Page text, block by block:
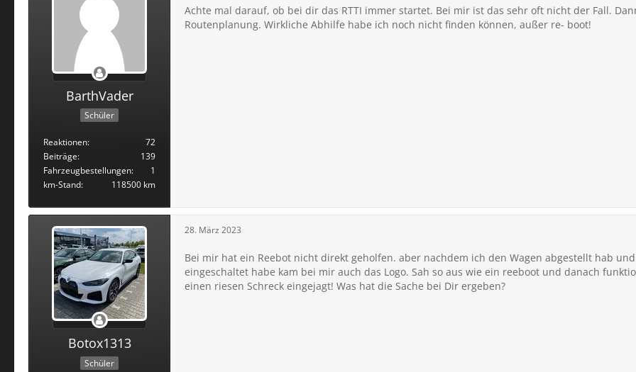
BarthVader
Schüler
Reaktionen
72
Beiträge
139
Fahrzeugbestellungen
1
km-Stand
118500 km
Achte mal darauf, ob bei dir das RTTI immer startet. Bei mir ist das sehr oft nicht der Fall.
Routenplanung. Wirkliche Abhilfe habe ich noch nicht finden können, außer re- boot!
Botox1313
Schüler
28. März 2023
Bei mir hat ein Reebot nicht direkt geholfen. aber nachdem ich den Wagen abgestellt hab
eingeschaltet habe kam bei mir auch das Logo. Sah so aus wie ein reeboot und danach
einen riesen Schreck eingejagt! Was hat die Sache bei Dir ergeben?